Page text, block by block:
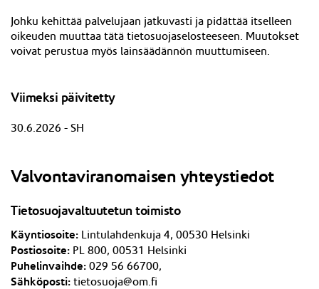
ohku kehittää palvelujaan jatkuvasti ja pidättää itselleen
oikeuden muuttaa tätä tietosuojaselosteeseen. Muutokset
voivat perustua myös lainsäädännön muuttumiseen.
Viimeksi päivitetty
30.6.2026 - SH
Valvontaviranomaisen yhteystiedot
Tietosuojavaltuutetun toimisto
Käyntiosoite: Lintulahdenkuja 4, 00530 Helsinki
Postiosoite: PL 800, 00531 Helsinki
Puhelinvaihde: 029 56 66700,
Sähköposti: tietosuoja@om.fi